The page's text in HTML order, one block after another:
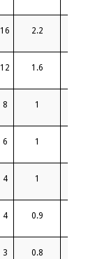
16 2.2
12 1.6
8 1
6 1
4 1
4 0.9
3 0.8